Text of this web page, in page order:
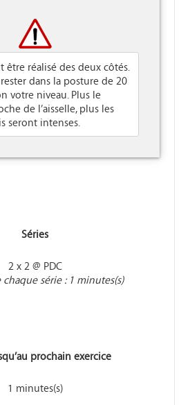
être réalisé des deux côtés.
dans la posture de 20
votre niveau. Plus le
de l’aisselle, plus les
seront intenses.
Séries
2 x 2 @ PDC
série : 1 minutes(s)
prochain exercice
1 minutes(s)